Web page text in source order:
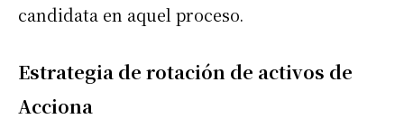
candidata en aquel proceso.
Estrategia de rotación de activos de
Acciona